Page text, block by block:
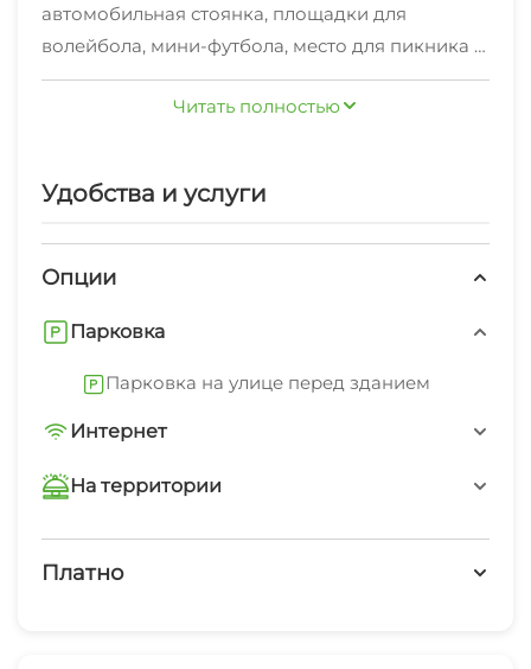
автомобильная стоянка, площадки для
волейбола, мини-футбола, место для пикника в
беседке. Для организации активного отдыха на
базе можно взять бадминтон, мячи
Читать полностью
Удобства и услуги
Опции
Парковка
Парковка на улице перед зданием
Интернет
Wi-Fi интернет на всей территории
На территории
Интернет Wi-Fi
Платно